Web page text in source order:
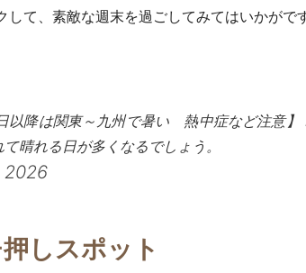
て、素敵な週末を過ごしてみてはいかがで
降は関東～九州で暑い 熱中症など注意】
晴れる日が多くなるでしょう。
2026
しスポット